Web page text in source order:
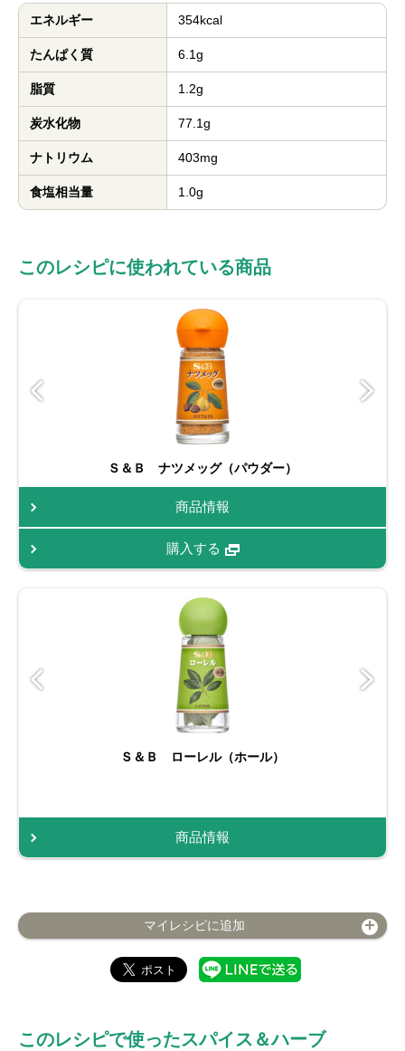
エネルギー 354kcal
たんぱく質 6.1g
脂質 1.2g
炭水化物 77.1g
ナトリウム 403mg
食塩相当量 1.0g
このレシピに使われている商品
Ｓ＆Ｂ ナツメッグ（パウダー）
商品情報
購入する
Ｓ＆Ｂ ローレル（ホール）
商品情報
マイレシピに追加
このレシピで使ったスパイス＆ハーブ